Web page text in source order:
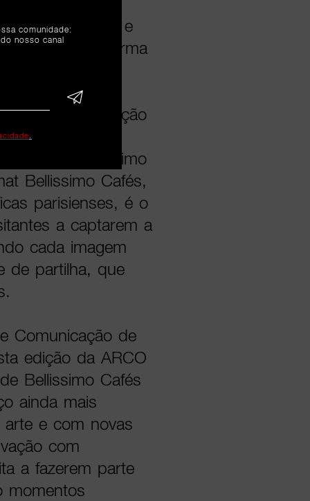
de surpresas e
de forma
com uma ativação
com a
de Bellissimo
Bellissimo Cafés,
parisienses, é o
a captarem a
cada imagem
de partilha, que
Comunicação de
edição da ARCO
Bellissimo Cafés
ainda mais
e com novas
com
a fazerem parte
momentos
comunidade:
nosso canal
.